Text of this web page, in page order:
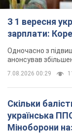
З 1 вересня
зарплати:
Одночасно з
анонсував
7.08.2026 00:29
Скільки
українська
Міноборони